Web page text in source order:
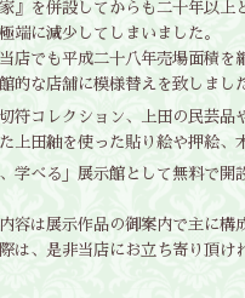
』を併設してからも二十年以上
端に減少してしまいました。
店でも平成二十八年売場面積を
的な店舗に模様替えを致しまし
符コレクション、上田の民芸品
上田紬を使った貼り絵や押絵、
学べる」展示館として無料で開
容は展示作品の御案内で主に構
は、是非当店にお立ち寄り頂け